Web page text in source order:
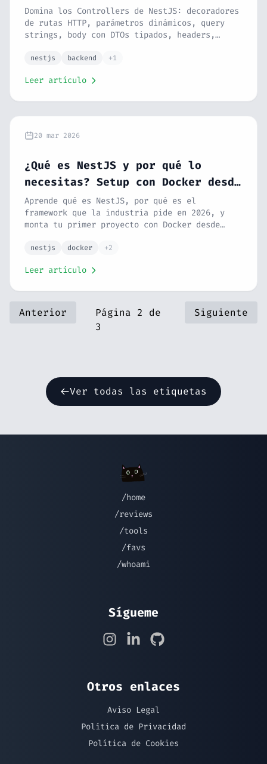
Domina los Controllers de NestJS: decoradores
de rutas HTTP, parámetros dinámicos, query
strings, body con DTOs tipados, headers,
rutas de tu API como un profesional. Serie
nestjs backend +1
Leer artículo
20 mar 2026
¿Qué es NestJS y por qué lo
necesitas? Setup con Docker desde
cero
Aprende qué es NestJS, por qué es el
framework que la industria pide en 2026, y
monta tu primer proyecto con Docker desde
carpetas y primer endpoint funcionando en
nestjs docker +2
Leer artículo
Anterior
Página 2 de
3
Siguiente
Ver todas las etiquetas
/home
/reviews
/tools
/favs
/whoami
Sígueme
Otros enlaces
Aviso Legal
Política de Privacidad
Política de Cookies